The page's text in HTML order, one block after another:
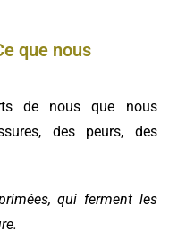
que nous
de nous que nous
des peurs, des
qui ferment les